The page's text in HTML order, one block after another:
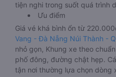
tiện nghi trong suốt quá trình
Ưu điểm
Giá vé khá bình ổn từ
Vang - Đà Nẵng Núi Thành -
nhỏ gọn, Khung xe theo
phố đông, đường chật hẹp.
tận nơi thường lựa chọn dòng